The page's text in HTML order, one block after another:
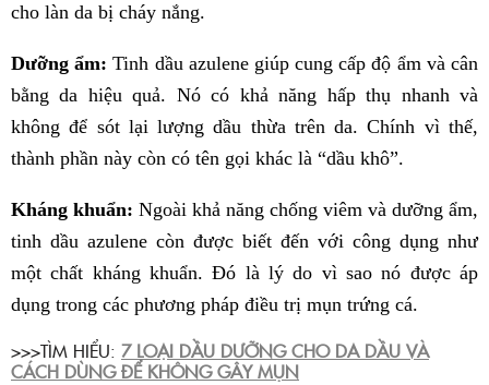
cho làn da bị cháy nắng.
Dưỡng ẩm: Tinh dầu azulene giúp cung cấp độ ẩm và cân
bằng da hiệu quả. Nó có khả năng hấp thụ nhanh và
không để sót lại lượng dầu thừa trên da. Chính vì thế,
thành phần này còn có tên gọi khác là “dầu khô”.
Kháng khuẩn: Ngoài khả năng chống viêm và dưỡng ẩm,
tinh dầu azulene còn được biết đến với công dụng như
một chất kháng khuẩn. Đó là lý do vì sao nó được áp
dụng trong các phương pháp điều trị mụn trứng cá.
>>>TÌM HIỂU: 7 LOẠI DẦU DƯỠNG CHO DA DẦU VÀ
CÁCH DÙNG ĐỂ KHÔNG GÂY MỤN